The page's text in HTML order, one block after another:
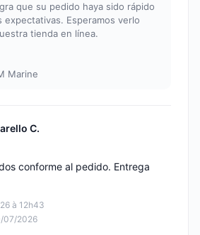
que su pedido haya sido rápido
expectativas. Esperamos verlo
tienda en línea.
Marine
C.
à 12h43
07/2026
conforme al pedido. Entrega